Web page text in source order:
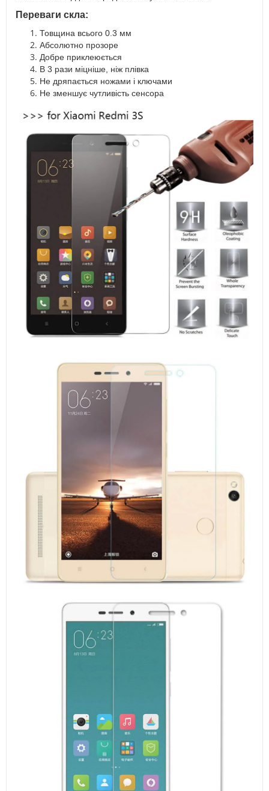
Переваги скла:
Товщина всього 0.3 мм
Абсолютно прозоре
Добре приклеюється
В 3 рази міцніше, ніж плівка
Не дряпається ножами і ключами
Не зменшує чутливість сенсора